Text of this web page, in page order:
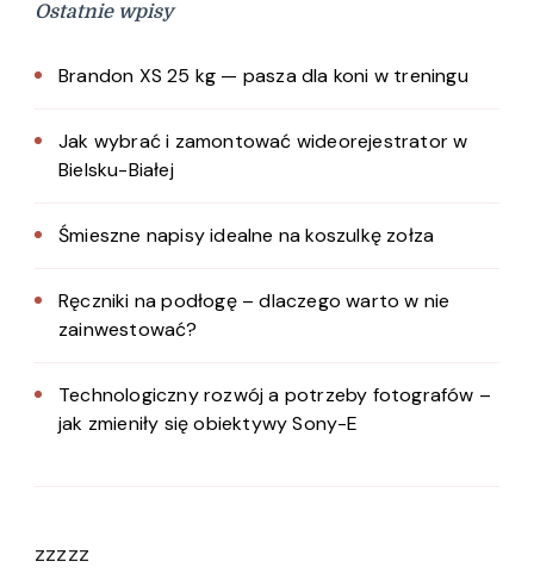
Ostatnie wpisy
Brandon XS 25 kg — pasza dla koni w treningu
Jak wybrać i zamontować wideorejestrator w
Bielsku-Białej
Śmieszne napisy idealne na koszulkę zołza
Ręczniki na podłogę – dlaczego warto w nie
zainwestować?
Technologiczny rozwój a potrzeby fotografów –
jak zmieniły się obiektywy Sony-E
zzzzz